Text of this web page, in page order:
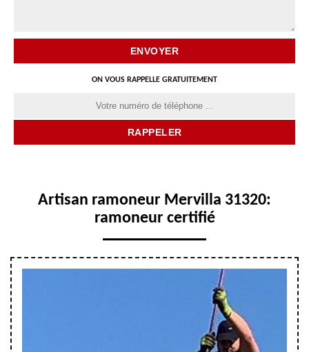
ON VOUS RAPPELLE GRATUITEMENT
Artisan ramoneur Mervilla 31320:
ramoneur certifié